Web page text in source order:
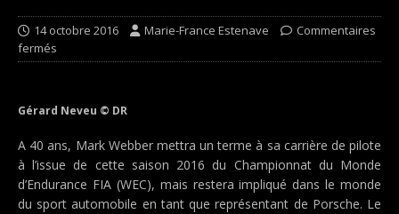
14 octobre 2016 Marie-France Estenave
Commentaires
fermés
Gérard Neveu © DR
A 40 ans, Mark Webber mettra un terme à sa carrière de pilote
à l’issue de cette saison 2016 du Championnat du Monde
d’Endurance FIA (WEC), mais restera impliqué dans le monde
du sport automobile en tant que représentant de Porsche. Le